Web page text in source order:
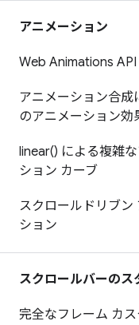
アニメーション
Web Animations API
アニメーション合成
のアニメーション効
linear() による複雑
ション カーブ
スクロールドリブン
ション
スクロールバーのス
完全なフレーム カ